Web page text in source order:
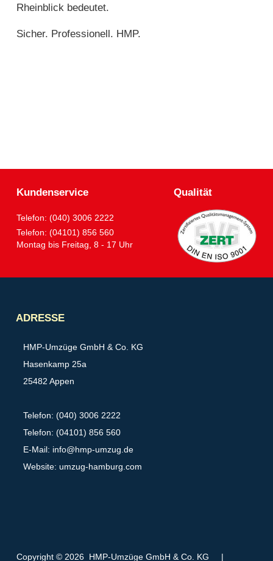
Rheinblick bedeutet.
Sicher. Professionell. HMP.
Kundenservice
Telefon: (040) 3006 2222
Telefon: (04101) 856 560
Montag bis Freitag, 8 - 17 Uhr
Qualität
ADRESSE
HMP-Umzüge GmbH & Co. KG
Hasenkamp 25a
25482 Appen
Telefon: (040) 3006 2222
Telefon: (04101) 856 560
E-Mail: info@hmp-umzug.de
Website: umzug-hamburg.com
Copyright © 2026 HMP-Umzüge GmbH & Co. KG |